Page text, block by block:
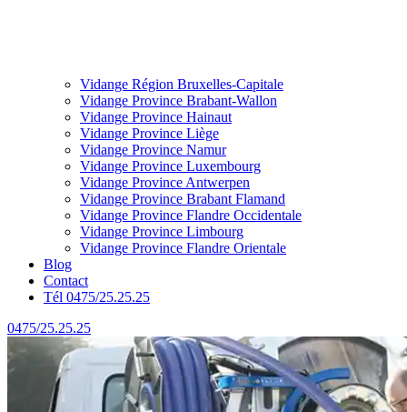
Vidange Région Bruxelles-Capitale
Vidange Province Brabant-Wallon
Vidange Province Hainaut
Vidange Province Liège
Vidange Province Namur
Vidange Province Luxembourg
Vidange Province Antwerpen
Vidange Province Brabant Flamand
Vidange Province Flandre Occidentale
Vidange Province Limbourg
Vidange Province Flandre Orientale
Blog
Contact
Tél 0475/25.25.25
0475/25.25.25